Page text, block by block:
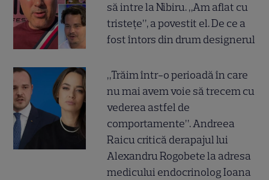
să intre la Nibiru. „Am aflat cu
tristețe”, a povestit el. De ce a
fost întors din drum designerul
„Trăim într-o perioadă în care
nu mai avem voie să trecem cu
vederea astfel de
comportamente”. Andreea
Raicu critică derapajul lui
Alexandru Rogobete la adresa
medicului endocrinolog Ioana